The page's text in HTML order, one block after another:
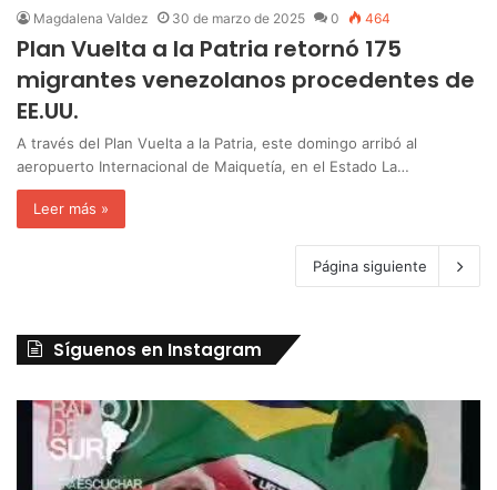
Magdalena Valdez 30 de marzo de 2025 0 464
Plan Vuelta a la Patria retornó 175
migrantes venezolanos procedentes de
EE.UU.
A través del Plan Vuelta a la Patria, este domingo arribó al
aeropuerto Internacional de Maiquetía, en el Estado La…
Leer más »
Página siguiente
Síguenos en Instagram